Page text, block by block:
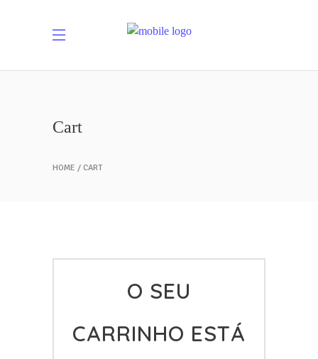
Cart
HOME CART
O SEU
CARRINHO ESTÁ